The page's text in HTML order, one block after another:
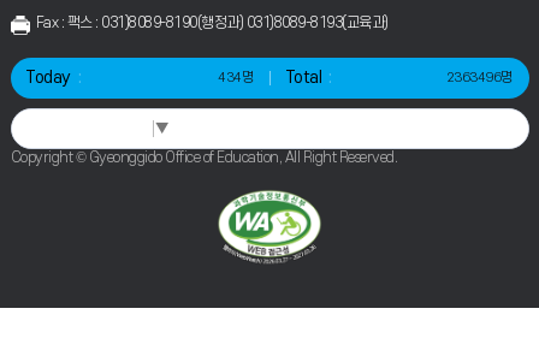
Fax : 팩스 : 031)8089-8190(행정과) 031)8089-8193(교육과)
Today 434명 Total 2363496명
▼
Copyright © Gyeonggido Office of Education, All Right Reserved.